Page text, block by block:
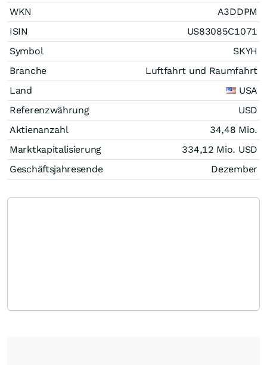
WKN
A3DDPM
ISIN
US83085C1071
Symbol
SKYH
Branche
Luftfahrt und Raumfahrt
Land
USA
Referenzwährung
USD
Aktienanzahl
34,48 Mio.
Marktkapitalisierung
334,12 Mio. USD
Geschäftsjahresende
Dezember